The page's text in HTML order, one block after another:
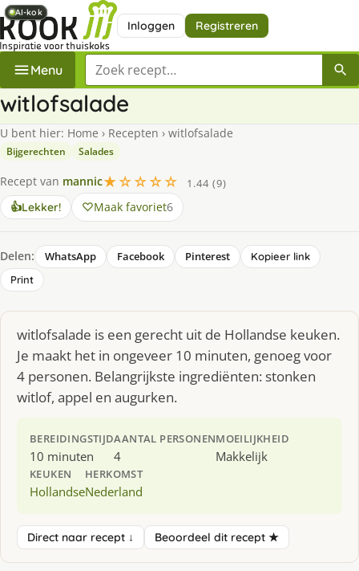
Inloggen Registreren
Menu Zoek een recept
witlofsalade
U bent hier: Home › Recepten › witlofsalade
Bijgerechten Salades
Recept van mannic★☆☆☆☆
1.44 (9)
👍Lekker! Maak favoriet6
Delen: WhatsApp Facebook Pinterest
Kopieer link
Print
witlofsalade is een gerecht uit de Hollandse keuken.
Je maakt het in ongeveer 10 minuten, genoeg voor
4 personen. Belangrijkste ingrediënten: stonken
witlof, appel en augurken.
BEREIDINGSTIJD
10 minuten
AANTAL PERSONEN
4
MOEILIJKHEID
Makkelijk
KEUKEN
Hollandse
HERKOMST
Nederland
Direct naar recept ↓ Beoordeel dit recept ★
AI-kok
AI-kok
AI-kok
AI-kok